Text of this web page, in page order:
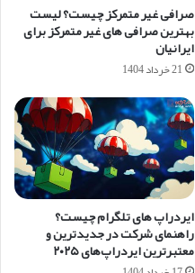
صرافی غیر متمرکز چیست؟ لیست
بهترین صرافی های غیر متمرکز برای
ایرانیان
21 خرداد 1404
ایردراپ های تلگرام چیست؟
راهنمای شرکت در جدیدترین و
معتبرترین ایردراپ‌های ۲۰۲۵